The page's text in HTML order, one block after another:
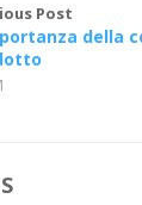
Post
della